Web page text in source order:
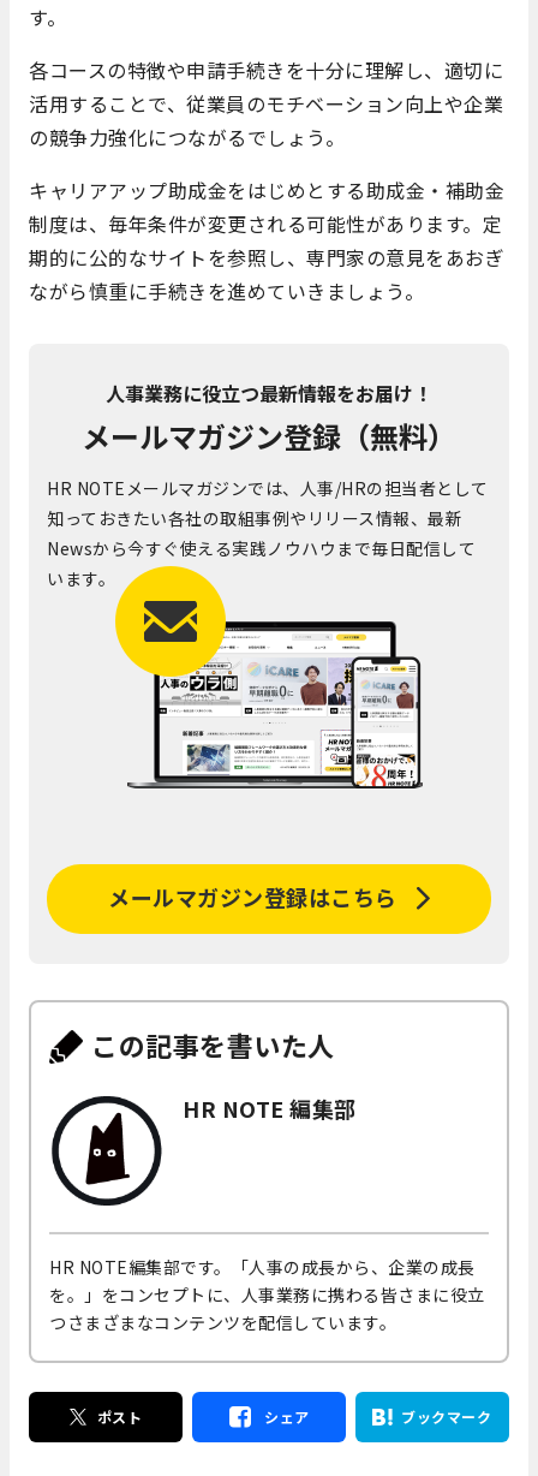
す。
各コースの特徴や申請手続きを十分に理解し、適切に
活用することで、従業員のモチベーション向上や企業
の競争力強化につながるでしょう。
キャリアアップ助成金をはじめとする助成金・補助金
制度は、毎年条件が変更される可能性があります。定
期的に公的なサイトを参照し、専門家の意見をあおぎ
ながら慎重に手続きを進めていきましょう。
人事業務に役立つ最新情報をお届け！
メールマガジン登録（無料）
HR NOTEメールマガジンでは、人事/HRの担当者として
知っておきたい各社の取組事例やリリース情報、最新
Newsから今すぐ使える実践ノウハウまで毎日配信して
います。
メールマガジン登録はこちら
この記事を書いた人
HR NOTE 編集部
HR NOTE編集部です。「人事の成長から、企業の成長
を。」をコンセプトに、人事業務に携わる皆さまに役立
つさまざまなコンテンツを配信しています。
ポスト シェア ブックマーク